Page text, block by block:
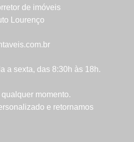
de imóveis
Lourenço
a sexta, das 8:30h às 18h.
momento.
e retornamos